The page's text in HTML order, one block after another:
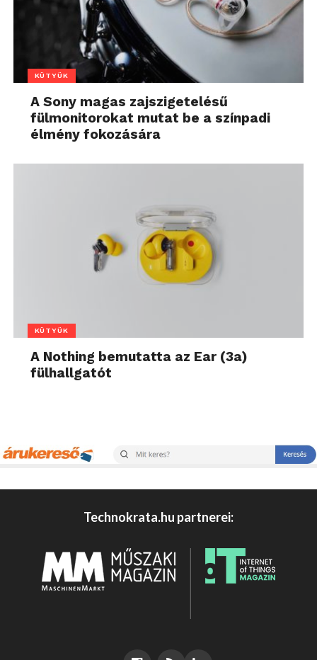
KÜTYÜK
A Sony magas zajszigetelésű
fülmonitorokat mutat be a színpadi
élmény fokozására
KÜTYÜK
A Nothing bemutatta az Ear (3a)
fülhallgatót
Technokrata.hu partnerei: